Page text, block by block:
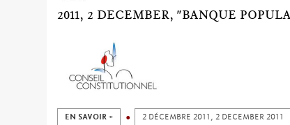
2011, 2 DECEMBER, "BANQUE
EN SAVOIR + 2 DÉCEMBRE 2011, 2 DECEMBER 2011